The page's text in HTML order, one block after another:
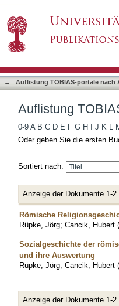
→ Auflistung TOBIAS-portale nach
Auflistung
0-9 A B C D E F G H J K L
Oder geben Sie die ersten
Sortiert nach:
Anzeige der Dokumente 1-2
Römische
Rüpke, Jörg; Cancik, Hubert (
Sozialgeschichte der
und ihre Auswertung
Rüpke, Jörg; Cancik, Hubert (
Anzeige der Dokumente 1-2